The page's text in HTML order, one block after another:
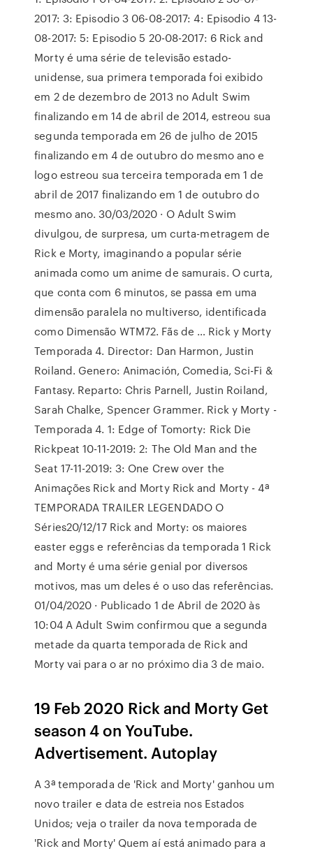
2017: 3: Episodio 3 06-08-2017: 4: Episodio 4 13-
08-2017: 5: Episodio 5 20-08-2017: 6 Rick and
Morty é uma série de televisão estado-
unidense, sua primera temporada foi exibido
em 2 de dezembro de 2013 no Adult Swim
finalizando em 14 de abril de 2014, estreou sua
segunda temporada em 26 de julho de 2015
finalizando em 4 de outubro do mesmo ano e
logo estreou sua terceira temporada em 1 de
abril de 2017 finalizando em 1 de outubro do
mesmo ano. 30/03/2020 · O Adult Swim
divulgou, de surpresa, um curta-metragem de
Rick e Morty, imaginando a popular série
animada como um anime de samurais. O curta,
que conta com 6 minutos, se passa em uma
dimensão paralela no multiverso, identificada
como Dimensão WTM72. Fãs de … Rick y Morty
Temporada 4. Director: Dan Harmon, Justin
Roiland. Genero: Animación, Comedia, Sci-Fi &
Fantasy. Reparto: Chris Parnell, Justin Roiland,
Sarah Chalke, Spencer Grammer. Rick y Morty -
Temporada 4. 1: Edge of Tomorty: Rick Die
Rickpeat 10-11-2019: 2: The Old Man and the
Seat 17-11-2019: 3: One Crew over the
Animações Rick and Morty Rick and Morty - 4ª
TEMPORADA TRAILER LEGENDADO O
Séries20/12/17 Rick and Morty: os maiores
easter eggs e referências da temporada 1 Rick
and Morty é uma série genial por diversos
motivos, mas um deles é o uso das referências.
01/04/2020 · Publicado 1 de Abril de 2020 às
10:04 A Adult Swim confirmou que a segunda
metade da quarta temporada de Rick and
Morty vai para o ar no próximo dia 3 de maio.
19 Feb 2020 Rick and Morty Get
season 4 on YouTube.
Advertisement. Autoplay
A 3ª temporada de 'Rick and Morty' ganhou um
novo trailer e data de estreia nos Estados
Unidos; veja o trailer da nova temporada de
'Rick and Morty' Quem aí está animado para a